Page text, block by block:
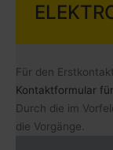
Für den
Kontaktformular
Durch die im
die Vorgänge.